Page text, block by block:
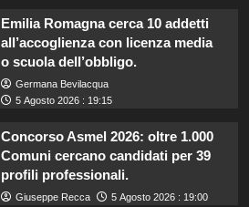
Emilia Romagna cerca 10 addetti
all’accoglienza con licenza media
o scuola dell’obbligo.
Germana Bevilacqua
5 Agosto 2026 : 19:15
Concorso Asmel 2026: oltre 1.000
Comuni cercano candidati per 39
profili professionali.
Giuseppe Recca 5 Agosto 2026 : 19:00